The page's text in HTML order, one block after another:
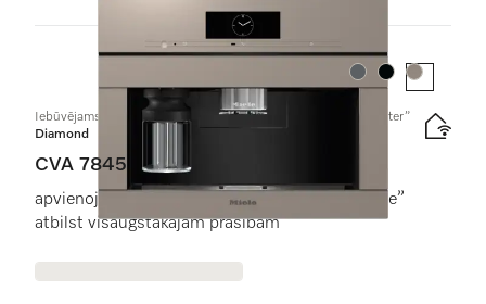
3
Produkti
Krāsa:Krāsa:Krāsa:
Iebūvējams pilna darbības cikla kafijas automāts ar “DirectWater”
Diamond
CVA 7845
apvienojumā ar “CoffeeSelect” un “Autodescale”
atbilst visaugstākajām prasībām